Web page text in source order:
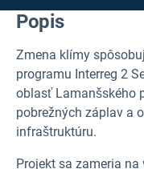
Popis
Zmena klímy
programu Interreg 2
oblasť Lamanšského
pobrežných záplav a
infraštruktúru.
Projekt sa zameria